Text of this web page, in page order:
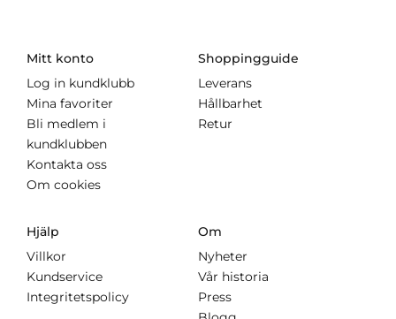
Mitt konto
Log in kundklubb
Mina favoriter
Bli medlem i
kundklubben
Kontakta oss
Om cookies
Shoppingguide
Leverans
Hållbarhet
Retur
Hjälp
Villkor
Kundservice
Integritetspolicy
Om
Nyheter
Vår historia
Press